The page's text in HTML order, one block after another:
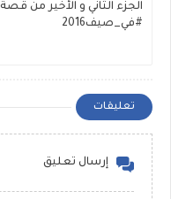
الجزء الثاني و الأخير من قصة
#في_صيف2016
تعليقات
إرسال تعليق